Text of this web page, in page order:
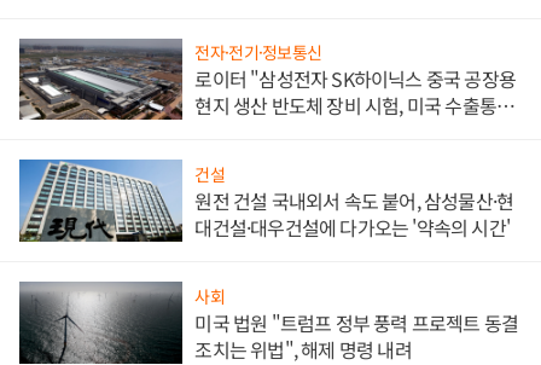
전자·전기·정보통신
로이터 "삼성전자 SK하이닉스 중국 공장용
현지 생산 반도체 장비 시험, 미국 수출통제
건설
원전 건설 국내외서 속도 붙어, 삼성물산·현
대건설·대우건설에 다가오는 '약속의 시간'
사회
미국 법원 "트럼프 정부 풍력 프로젝트 동결
조치는 위법", 해제 명령 내려